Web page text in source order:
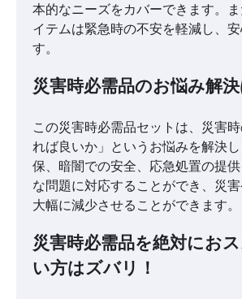
本的なニーズをカバーできます。
イテムは緊急時の不安を軽減し、
す。
災害時必需品のお悩み解
この災害時必需品セットは、災害
れば良いか」というお悩みを解決
保、暗闇での安全、応急処置の提
な問題に対応することができ、災
大幅に減少させることができます。
災害時必需品を絶対にお
い方はズバリ！